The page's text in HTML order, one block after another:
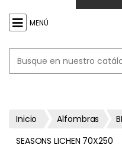
MENÚ
SHOWROOM
ESPACIO
PROYECTOS
Inicio Alfombras
SEASONS LICHEN 70X250